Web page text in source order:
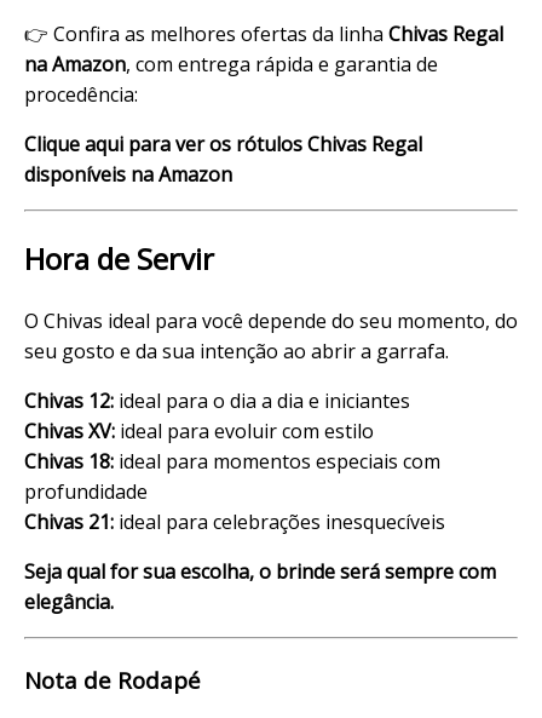
👉 Confira as melhores ofertas da linha Chivas Regal
na Amazon, com entrega rápida e garantia de
procedência:
Clique aqui para ver os rótulos Chivas Regal
disponíveis na Amazon
Hora de Servir
O Chivas ideal para você depende do seu momento, do
seu gosto e da sua intenção ao abrir a garrafa.
Chivas 12: ideal para o dia a dia e iniciantes
Chivas XV: ideal para evoluir com estilo
Chivas 18: ideal para momentos especiais com
profundidade
Chivas 21: ideal para celebrações inesquecíveis
Seja qual for sua escolha, o brinde será sempre com
elegância.
Nota de Rodapé